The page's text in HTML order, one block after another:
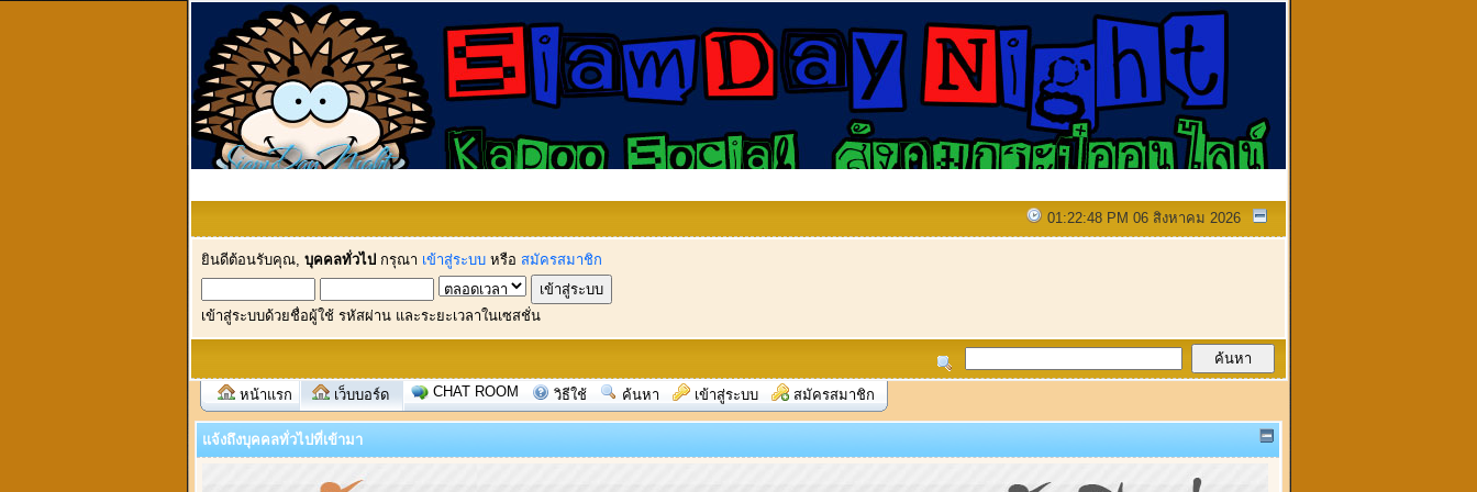
01:22:48 PM 06 สิงหาคม 2026
ยินดีต้อนรับคุณ, บุคคลทั่วไป กรุณา เข้าสู่ระบบ หรือ สมัครสมาชิก
เข้าสู่ระบบด้วยชื่อผู้ใช้ รหัสผ่าน และระยะเวลาในเซสชั่น
หน้าแรก เว็บบอร์ด CHAT ROOM วิธีใช้ ค้นหา เข้าสู่ระบบ สมัครสมาชิก
แจ้งถึงบุคคลทั่วไปที่เข้ามา